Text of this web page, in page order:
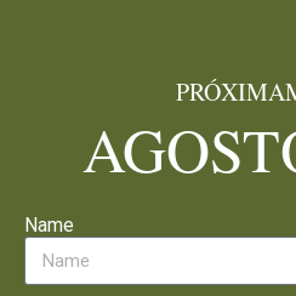
Name